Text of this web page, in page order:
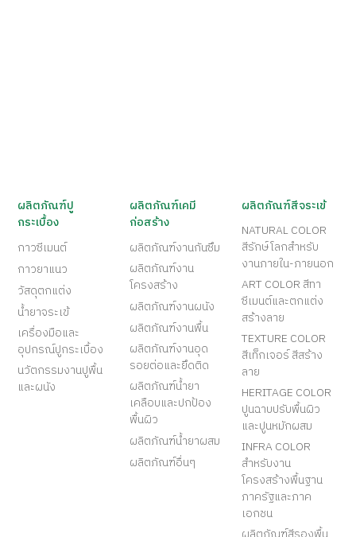
ผลิตภัณฑ์ปู
กระเบื้อง
กาวซีเมนต์
กาวยาแนว
วัสดุตกแต่ง
น้ำยาจระเข้
เครื่องมือและ
อุปกรณ์ปูกระเบื้อง
นวัตกรรมงานปูพื้น
และผนัง
ผลิตภัณฑ์เคมี
ก่อสร้าง
ผลิตภัณฑ์งานกันซึม
ผลิตภัณฑ์งาน
โครงสร้าง
ผลิตภัณฑ์งานผนัง
ผลิตภัณฑ์งานพื้น
ผลิตภัณฑ์งานอุด
รอยต่อและยึดติด
ผลิตภัณฑ์น้ำยา
เคลือบและปกป้อง
พื้นผิว
ผลิตภัณฑ์น้ำยาผสม
ผลิตภัณฑ์อื่นๆ
ผลิตภัณฑ์สีจระเข้
NATURAL COLOR
สีรักษ์โลกสำหรับ
งานภายใน-ภายนอก
ART COLOR สีทา
ซีเมนต์และตกแต่ง
สร้างลาย
TEXTURE COLOR
สีเท็กเจอร์ สีสร้าง
ลาย
HERITAGE COLOR
ปูนฉาบปรับพื้นผิว
และปูนหมักผสม
INFRA COLOR
สำหรับงาน
โครงสร้างพื้นฐาน
ภาครัฐและภาค
เอกชน